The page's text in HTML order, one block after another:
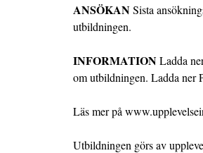
ANSÖKANSista
utbildningen.
INFORMATIONLadda
om utbildningen. Ladda ner
Läs mer på
Utbildningen görs av